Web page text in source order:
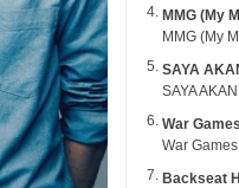
MMG (My
MMG (My
SAYA
SAYA
War
Backseat